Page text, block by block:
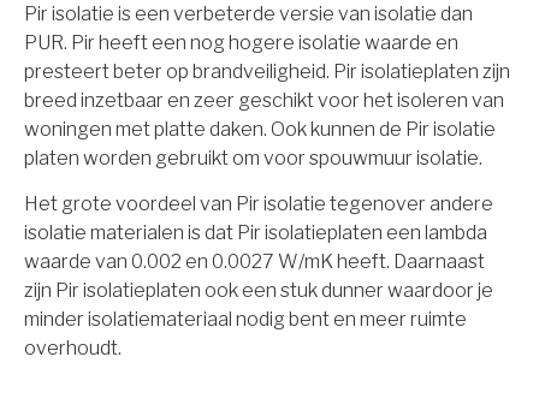
Pir isolatie is een verbeterde versie van isolatie dan
PUR. Pir heeft een nog hogere isolatie waarde en
presteert beter op brandveiligheid. Pir isolatieplaten zijn
breed inzetbaar en zeer geschikt voor het isoleren van
woningen met platte daken. Ook kunnen de Pir isolatie
platen worden gebruikt om voor spouwmuur isolatie.
Het grote voordeel van Pir isolatie tegenover andere
isolatie materialen is dat Pir isolatieplaten een lambda
waarde van 0.002 en 0.0027 W/mK heeft. Daarnaast
zijn Pir isolatieplaten ook een stuk dunner waardoor je
minder isolatiemateriaal nodig bent en meer ruimte
overhoudt.